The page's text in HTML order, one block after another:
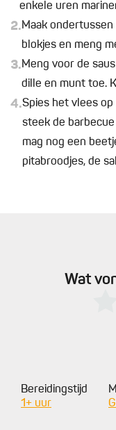
enkele uren
2.Maak ondertussen
blokjes en meng
3.Meng voor de
dille en munt toe.
4.Spies het vlees
steek de
mag nog een
pitabroodjes, de
Wat
Bereidingstijd
1+ uur